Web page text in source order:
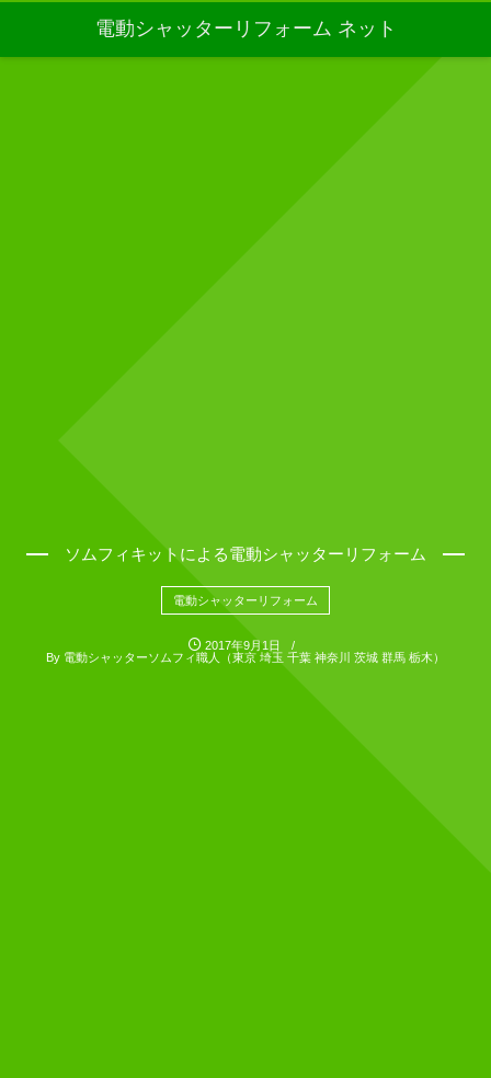
電動シャッターリフォーム ネット
ソムフィキットによる電動シャッターリフォーム
電動シャッターリフォーム
2017年9月1日
By 電動シャッターソムフィ職人（東京 埼玉 千葉 神奈川 茨城 群馬 栃木）